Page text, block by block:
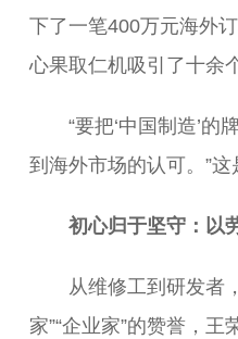
下了一笔400万元海外
心果取仁机吸引了十余
“要把‘中国制造’的牌
到海外市场的认可。”这
初心归于坚守：以
从维修工到研发者，
家”“企业家”的赞誉，